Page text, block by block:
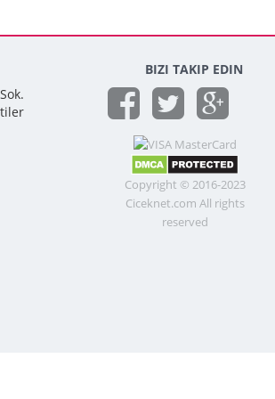
BIZI TAKIP EDIN
Copyright © 2016-2023
Ciceknet.com All rights
reserved